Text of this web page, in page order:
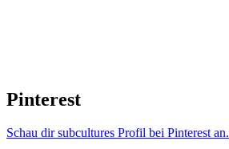
Pinterest
Schau dir subcultures Profil bei Pinterest an.